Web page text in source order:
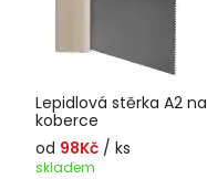
Lepidlová stěrka A2 na
koberce
od 98Kč / ks
skladem